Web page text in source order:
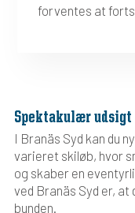
forventes at
Spektakulær udsigt
I Branäs Syd kan du
varieret skiløb, hvor
og skaber en
ved Branäs Syd er,
bunden.